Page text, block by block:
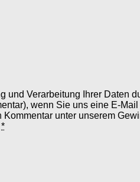
Verarbeitung Ihrer
wenn Sie uns eine E-
unter unserem
*